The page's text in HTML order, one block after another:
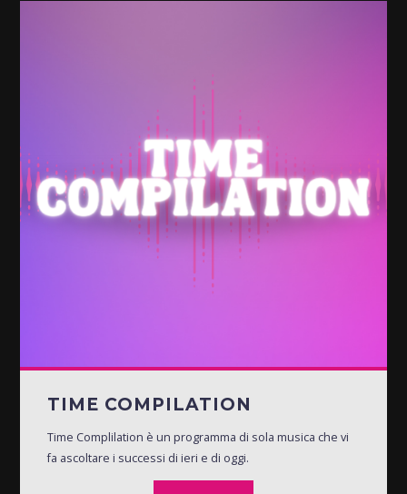
TIME COMPILATION
Time Complilation è un programma di sola musica che vi
fa ascoltare i successi di ieri e di oggi.